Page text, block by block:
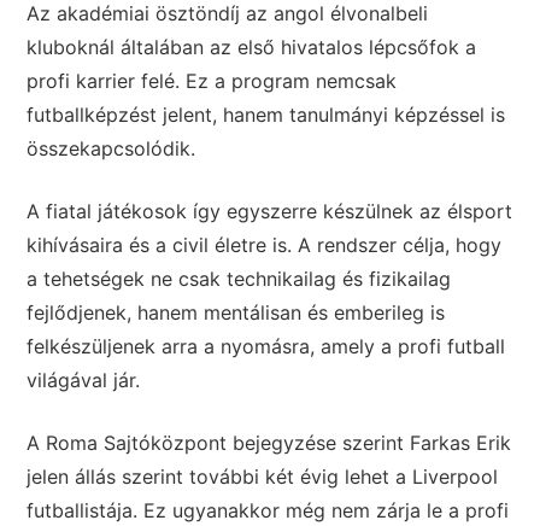
Az akadémiai ösztöndíj az angol élvonalbeli
kluboknál általában az első hivatalos lépcsőfok a
profi karrier felé. Ez a program nemcsak
futballképzést jelent, hanem tanulmányi képzéssel is
összekapcsolódik.
A fiatal játékosok így egyszerre készülnek az élsport
kihívásaira és a civil életre is. A rendszer célja, hogy
a tehetségek ne csak technikailag és fizikailag
fejlődjenek, hanem mentálisan és emberileg is
felkészüljenek arra a nyomásra, amely a profi futball
világával jár.
A Roma Sajtóközpont bejegyzése szerint Farkas Erik
jelen állás szerint további két évig lehet a Liverpool
futballistája. Ez ugyanakkor még nem zárja le a profi